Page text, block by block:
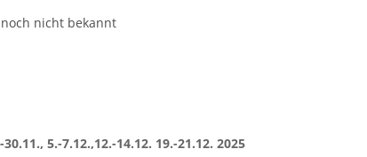
nicht bekannt
30.11., 5.-7.12.,12.-14.12. 19.-21.12. 2025